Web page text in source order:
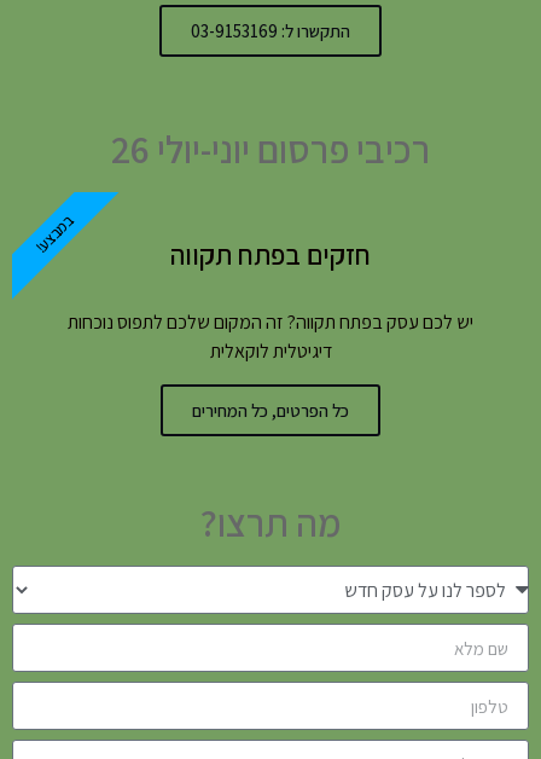
התקשרו ל: 03-9153169
רכיבי פרסום יוני-יולי 26
חזקים בפתח תקווה
יש לכם עסק בפתח תקווה? זה המקום שלכם לתפוס נוכחות
דיגיטלית לוקאלית
כל הפרטים, כל המחירים
במבצע!
מה תרצו?